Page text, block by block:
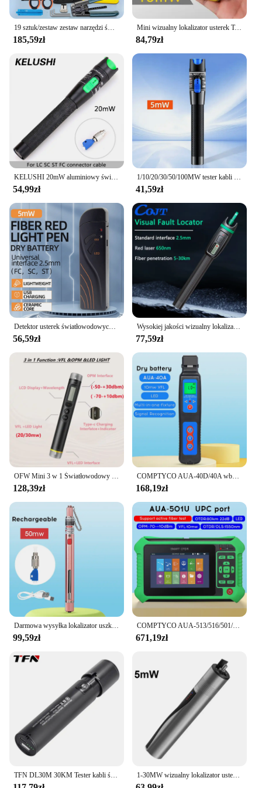
19 sztuk/zestaw zestaw narzędzi światłowodowych FTTH z -70 ~ + 10dBm miernik mocy optycznej 10MW lokalizator usterek wizualnych
185,59zł
Mini wizualny lokalizator usterek Tester kabli światłowodowych Złącze SC/FC/ST Test kabla RJ45 Optyczny czerwony laser 15-30MW VFL
84,79zł
KELUSHI 20mW aluminiowy światłowodowy lokalizator uszkodzeń wizualnych Tester kabli miernik z 2.5mm FC/SC/ST/złącze LC
54,99zł
1/10/20/30/50/100MW tester kabli światłowodowych długopis wizualny lokalizator usterek SC/FC/ST 2.5mm interfejs VFL 1-100Km zasięg profesjonalny
41,59zł
56,59zł
Wysokiej jakości wizualny lokalizator usterek 1mw 10mw 20mw 30mw czerwone światło tester kabli światłowodowych zakres 5-30km
77,59zł
128,39zł
COMPTYCO AUA-40D/40A wbudowany identyfikator włókien optyczny do akumulatorów/suchych ogniw, lokalizator uszkodzeń wizualnych Tester światłowodowy 10mW
168,19zł
99,59zł
COMPTYCO AUA-513/516/501/500U/Test aktywnego włókna na żywo OTDR 1610nm 22dB, światłowodowe odzwierciedlić mapę zdarzeń na ekranie dotykowym
671,19zł
1-30MW wizualny lokalizator usterek -70 do 10dBm światłowodowy miernik mocy kabel krosowy narzędzie do testowania FC/ST/SC 5-30km